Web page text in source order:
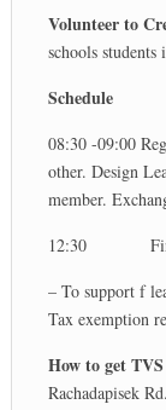
Volunteer to
schools students
Schedule
08:30 -09:00
other. Design
member.
12:30
– To support f
Tax exemption
How to get TVS
Rachadapisek